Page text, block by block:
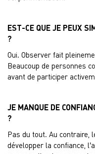
EST-CE QUE JE PEUX
?
Oui. Observer fait
Beaucoup de personnes
avant de participer
JE MANQUE DE
?
Pas du tout. Au contraire,
développer la confiance,